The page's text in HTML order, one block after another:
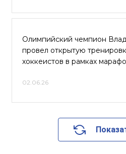
Олимпийский чемпион
провел открытую
хоккеистов в рамках
02.06.26